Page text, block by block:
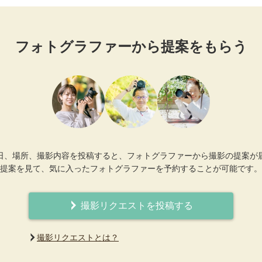
フォトグラファーから提案をもらう
、場所、撮影内容を投稿すると、フォトグラファーから撮影の提案が
提案を見て、気に入ったフォトグラファーを予約することが可能です。
撮影リクエストを投稿する
撮影リクエストとは？